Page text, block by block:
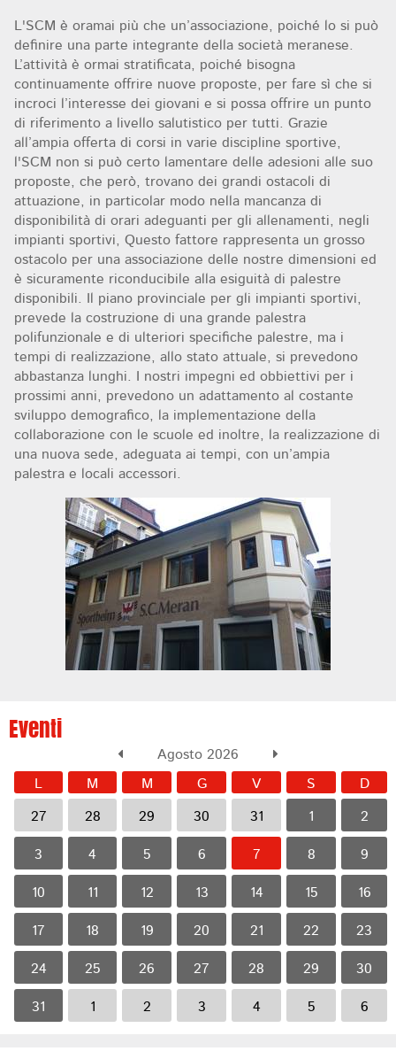
L'SCM è oramai più che un’associazione, poiché lo si può
definire una parte integrante della società meranese.
L’attività è ormai stratificata, poiché bisogna
continuamente offrire nuove proposte, per fare sì che si
incroci l’interesse dei giovani e si possa offrire un punto
di riferimento a livello salutistico per tutti. Grazie
all’ampia offerta di corsi in varie discipline sportive,
l'SCM non si può certo lamentare delle adesioni alle suo
proposte, che però, trovano dei grandi ostacoli di
attuazione, in particolar modo nella mancanza di
disponibilità di orari adeguanti per gli allenamenti, negli
impianti sportivi, Questo fattore rappresenta un grosso
ostacolo per una associazione delle nostre dimensioni ed
è sicuramente riconducibile alla esiguità di palestre
disponibili. Il piano provinciale per gli impianti sportivi,
prevede la costruzione di una grande palestra
polifunzionale e di ulteriori specifiche palestre, ma i
tempi di realizzazione, allo stato attuale, si prevedono
abbastanza lunghi. I nostri impegni ed obbiettivi per i
prossimi anni, prevedono un adattamento al costante
sviluppo demografico, la implementazione della
collaborazione con le scuole ed inoltre, la realizzazione di
una nuova sede, adeguata ai tempi, con un’ampia
palestra e locali accessori.
Eventi
Agosto 2026
L M M G V S D
27 28 29 30 31 1 2
3 4 5 6 7 8 9
10 11 12 13 14 15 16
17 18 19 20 21 22 23
24 25 26 27 28 29 30
31 1 2 3 4 5 6